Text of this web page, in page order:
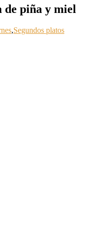
de piña y miel
,Segundos platos